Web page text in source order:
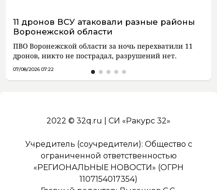
11 дронов ВСУ атаковали разные районы
Воронежской области
ПВО Воронежской области за ночь перехватили 11
дронов, никто не пострадал, разрушений нет.
07/08/2026 07:22
2022 © 32q.ru | СИ «Ракурс 32»
Учредитель (соучредители): Общество с
ограниченной ответственностью
«РЕГИОНАЛЬНЫЕ НОВОСТИ» (ОГРН
1107154017354)